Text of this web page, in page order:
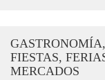
GASTRONOMÍA,
FIESTAS,
MERCADOS